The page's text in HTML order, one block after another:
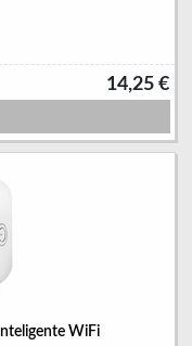
14,25 €
WiFi